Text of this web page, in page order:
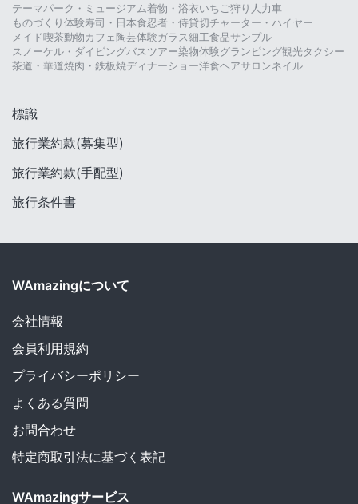
テーマパーク・ミュージアム着物・浴衣いちご狩り 人力車
ものづくり体験寿司・日本食忍者・侍貸切チャーター・ハイヤー
メイド喫茶動物カフェ陶芸体験ガラス細工食品サンプル
スノーケル・ダイビングバスツアー染物体験グランピング観光タクシー
茶道・華道焼肉・鉄板焼ディナーショー洋食ヘアサロンネイル
標識
旅行業約款(募集型)
旅行業約款(手配型)
旅行条件書
WAmazingについて
会社情報
会員利用規約
プライバシーポリシー
よくある質問
お問合わせ
特定商取引法に基づく表記
WAmazingサービス